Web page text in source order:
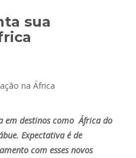
sua
em destinos como África do
Expectativa é de
com esses novos